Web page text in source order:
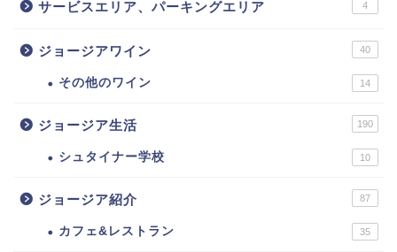
サービスエリア、パーキングエリア 4
ジョージアワイン 40
その他のワイン 14
ジョージア生活 190
シュタイナー学校 10
ジョージア紹介 87
カフェ&レストラン 35